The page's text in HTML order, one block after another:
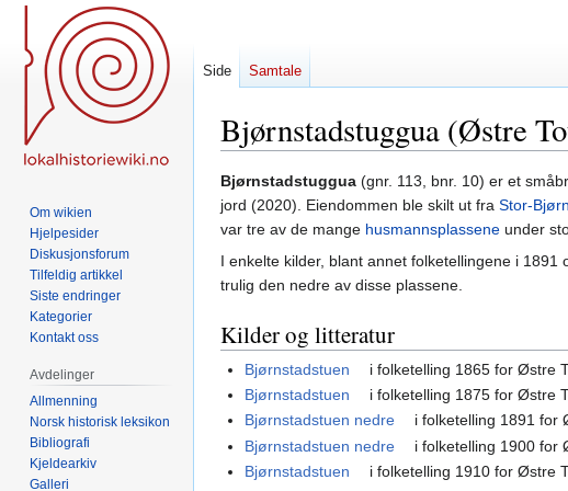
Bjørnstadstuggua (Østre
Hopp
til
navigering
Hopp
til
søk
Bjørnstadstuggua (gnr. 113, bnr. 10) er et
jord (2020). Eiendommen ble skilt ut fra Stor-
var tre av de mange husmannsplassene under
I enkelte kilder, blant annet folketellingene i 1891
trulig den nedre av disse plassene.
Kilder og litteratur
Bjørnstadstuen i folketelling 1865 for Østre
Bjørnstadstuen
i folketelling 1875 for Østre
Bjørnstadstuen nedre
i folketelling 1891 for
Bjørnstadstuen nedre
i folketelling 1900 for
Bjørnstadstuen
i folketelling 1910 for Østre
Side Samtale
Om wikien
Hjelpesider
Diskusjonsforum
Tilfeldig artikkel
Siste endringer
Kategorier
Kontakt oss
Avdelinger
Allmenning
Norsk historisk leksikon
Bibliografi
Kjeldearkiv
Galleri